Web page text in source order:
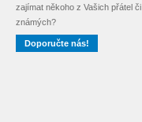
zajímat někoho z Vašich přátel či
známých?
Doporučte nás!